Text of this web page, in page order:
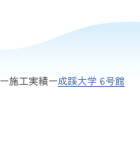
施工実績 成蹊大学 6号館